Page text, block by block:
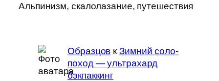
Альпинизм, скалолазание, путешествия
Образцов кЗимний соло-
поход — ультрахард
бэкпаккинг